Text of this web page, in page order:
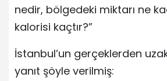
nedir, bölgedeki miktarı ne
kalorisi kaçtır?”
İstanbul’un gerçeklerden
yanıt şöyle verilmiş: